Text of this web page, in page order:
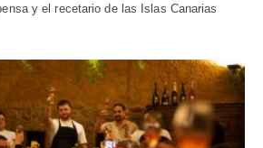
y el recetario de las Islas Canarias